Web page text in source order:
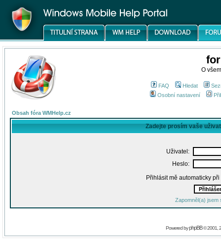
O
FAQ Hledat
Osobní nastavení
Obsah fóra WMHelp.cz
Zadejte prosím vaše
Uživatel:
Heslo:
Přihlásit mě automaticky
Zapomněl(a) jsem
Powered byphpBB© 2001,